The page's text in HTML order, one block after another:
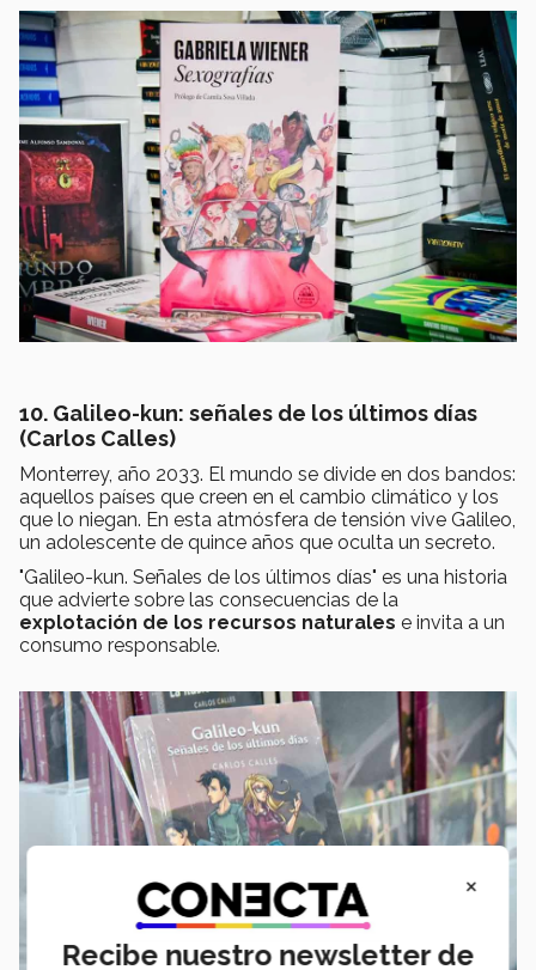
10. Galileo-kun: señales de los últimos días
(Carlos Calles)
Monterrey, año 2033. El mundo se divide en dos bandos:
aquellos países que creen en el cambio climático y los
que lo niegan. En esta atmósfera de tensión vive Galileo,
un adolescente de quince años que oculta un secreto.
"Galileo-kun. Señales de los últimos días" es una historia
que advierte sobre las consecuencias de la
explotación de los recursos naturales e invita a un
consumo responsable.
×
Recibe nuestro newsletter de